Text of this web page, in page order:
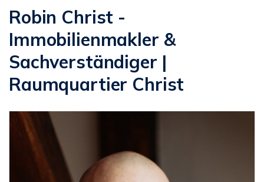
Robin Christ -
Immobilienmakler &
Sachverständiger |
Raumquartier Christ